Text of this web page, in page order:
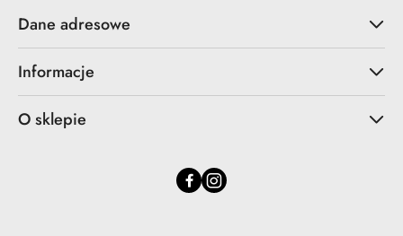
Dane adresowe
Informacje
O sklepie